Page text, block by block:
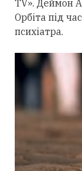
TV». Деймон
Орбіта під
психіатра.